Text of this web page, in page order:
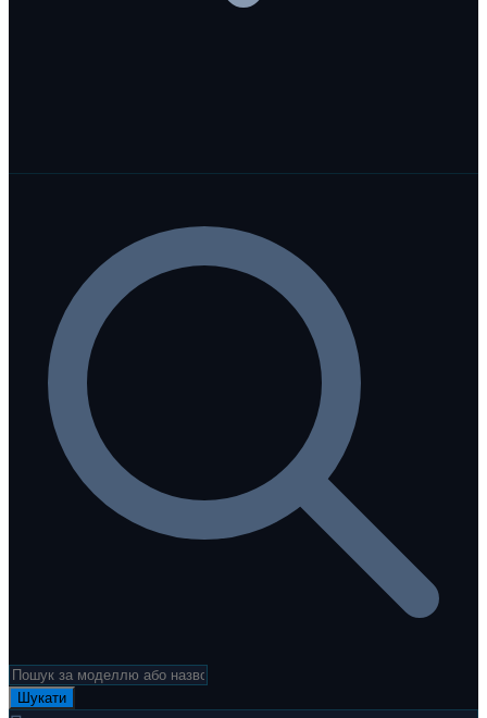
Шукати